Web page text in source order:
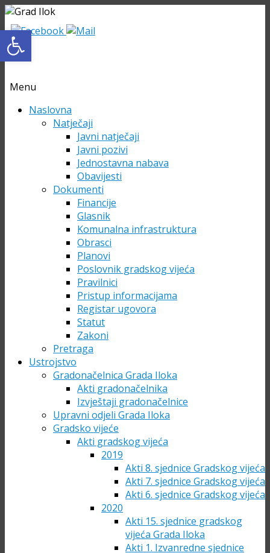
Menu
Skip Naslovna
Natječaji
Javni natječaji
Javni pozivi
Jednostavna nabava
Obavijesti
Dokumenti
Financije
Glasnik
Komunalna infrastruktura
Obrasci
Planovi
Poslovnik gradskog vijeća
Pravilnici
Pristup informacijama
Registar ugovora
Statut
Zakoni
Pretraga
Ustrojstvo
Gradonačelnica Grada Iloka
Akti gradonačelnika
Izvještaji gradonačelnice
Upravni odjeli Grada Iloka
Gradsko vijeće
Akti gradskog vijeća
2019
Akti 8. sjednice Gradskog vijeća
Akti 7. sjednice Gradskog vijeća
Akti 6. sjednice Gradskog vijeća
2020
Akti 15. sjednice gradskog
vijeća Grada Iloka
Akti 1. Izvanredne sjednice
Open toolbar